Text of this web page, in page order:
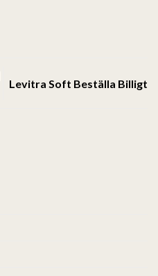
Levitra Soft Beställa Billigt